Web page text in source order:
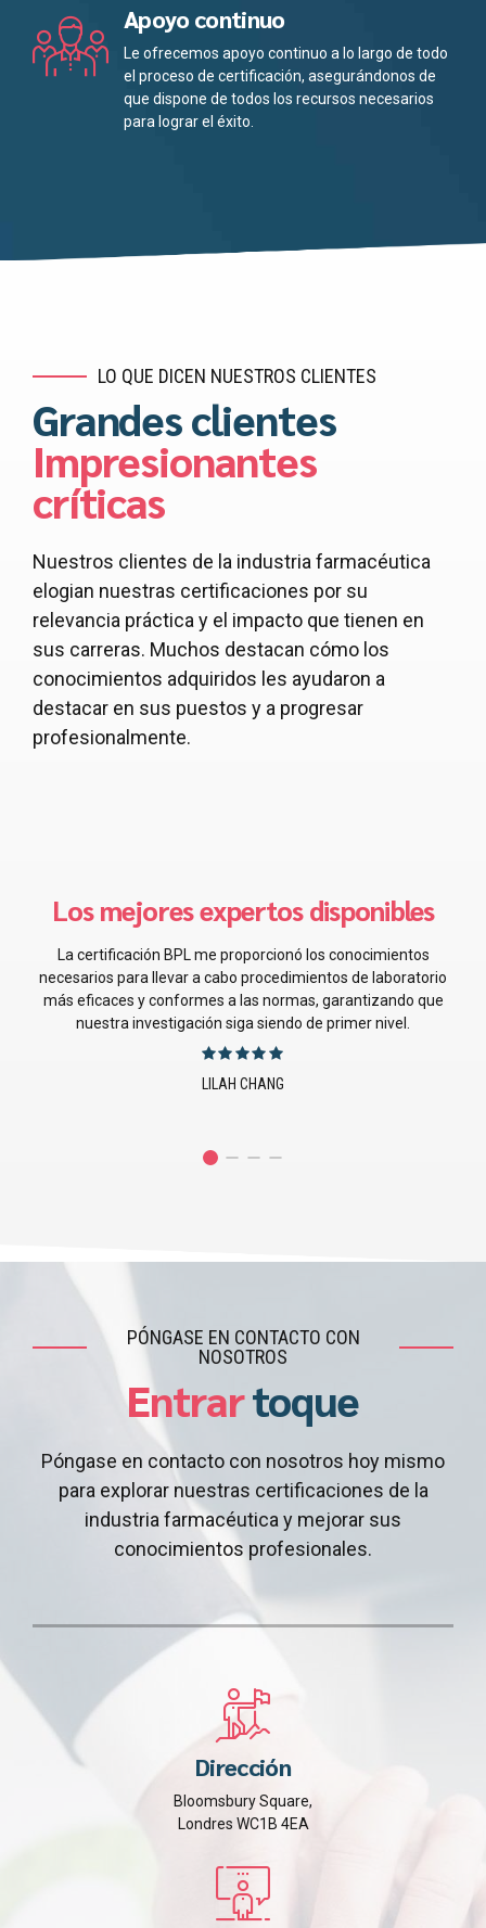
Apoyo continuo
Le ofrecemos apoyo continuo a lo largo de todo
el proceso de certificación, asegurándonos de
que dispone de todos los recursos necesarios
para lograr el éxito.
LO QUE DICEN NUESTROS CLIENTES
Grandes clientes
Impresionantes
críticas
Nuestros clientes de la industria farmacéutica
elogian nuestras certificaciones por su
relevancia práctica y el impacto que tienen en
sus carreras. Muchos destacan cómo los
conocimientos adquiridos les ayudaron a
destacar en sus puestos y a progresar
profesionalmente.
Las mejores personas para mí.
La certificación GMP me proporcionó conocimientos
inestimables sobre prácticas de fabricación que mejoraron
directamente nuestros procesos de producción y el
cumplimiento de las normas.
JUSTIN EMERSON
PÓNGASE EN CONTACTO CON
NOSOTROS
Entrartoque
Póngase en contacto con nosotros hoy mismo
para explorar nuestras certificaciones de la
industria farmacéutica y mejorar sus
conocimientos profesionales.
Dirección
Bloomsbury Square,
Londres WC1B 4EA